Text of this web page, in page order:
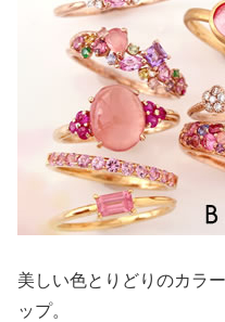
美しい色とりどりのカラ
ップ。